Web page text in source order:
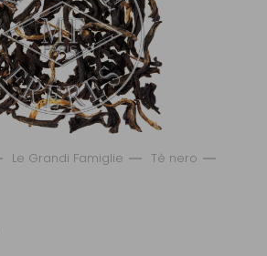
Le Grandi Famiglie
Tè nero